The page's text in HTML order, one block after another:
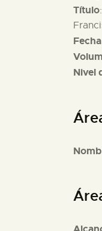
Título
Fecha
Nivel